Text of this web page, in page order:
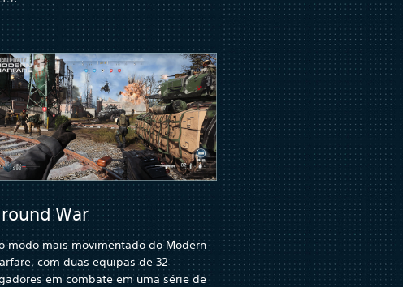
War
modo mais movimentado do Modern
com duas equipas de 32
em combate em uma série de